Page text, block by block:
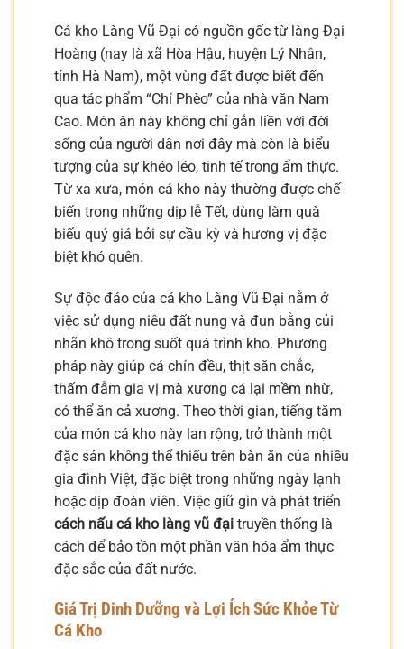
Cá kho Làng Vũ Đại có nguồn gốc từ làng Đại
Hoàng (nay là xã Hòa Hậu, huyện Lý Nhân,
tỉnh Hà Nam), một vùng đất được biết đến
qua tác phẩm “Chí Phèo” của nhà văn Nam
Cao. Món ăn này không chỉ gắn liền với đời
sống của người dân nơi đây mà còn là biểu
tượng của sự khéo léo, tinh tế trong ẩm thực.
Từ xa xưa, món cá kho này thường được chế
biến trong những dịp lễ Tết, dùng làm quà
biếu quý giá bởi sự cầu kỳ và hương vị đặc
biệt khó quên.
Sự độc đáo của cá kho Làng Vũ Đại nằm ở
việc sử dụng niêu đất nung và đun bằng củi
nhãn khô trong suốt quá trình kho. Phương
pháp này giúp cá chín đều, thịt săn chắc,
thấm đẫm gia vị mà xương cá lại mềm nhừ,
có thể ăn cả xương. Theo thời gian, tiếng tăm
của món cá kho này lan rộng, trở thành một
đặc sản không thể thiếu trên bàn ăn của nhiều
gia đình Việt, đặc biệt trong những ngày lạnh
hoặc dịp đoàn viên. Việc giữ gìn và phát triển
cách nấu cá kho làng vũ đại truyền thống là
cách để bảo tồn một phần văn hóa ẩm thực
đặc sắc của đất nước.
Giá Trị Dinh Dưỡng và Lợi Ích Sức Khỏe Từ
Cá Kho